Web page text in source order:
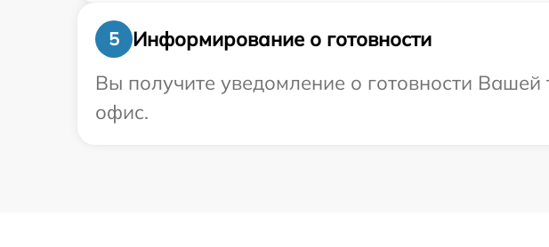
5
Информирование о готовности
Вы получите уведомление о готовности
офис.